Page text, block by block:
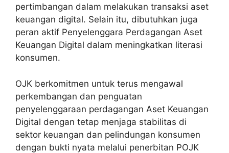
pertimbangan dalam melakukan transaksi aset
keuangan digital. Selain itu, dibutuhkan juga
peran aktif Penyelenggara Perdagangan Aset
Keuangan Digital dalam meningkatkan literasi
konsumen.
OJK berkomitmen untuk terus mengawal
perkembangan dan penguatan
penyelenggaraan perdagangan Aset Keuangan
Digital dengan tetap menjaga stabilitas di
sektor keuangan dan pelindungan konsumen
dengan bukti nyata melalui penerbitan POJK